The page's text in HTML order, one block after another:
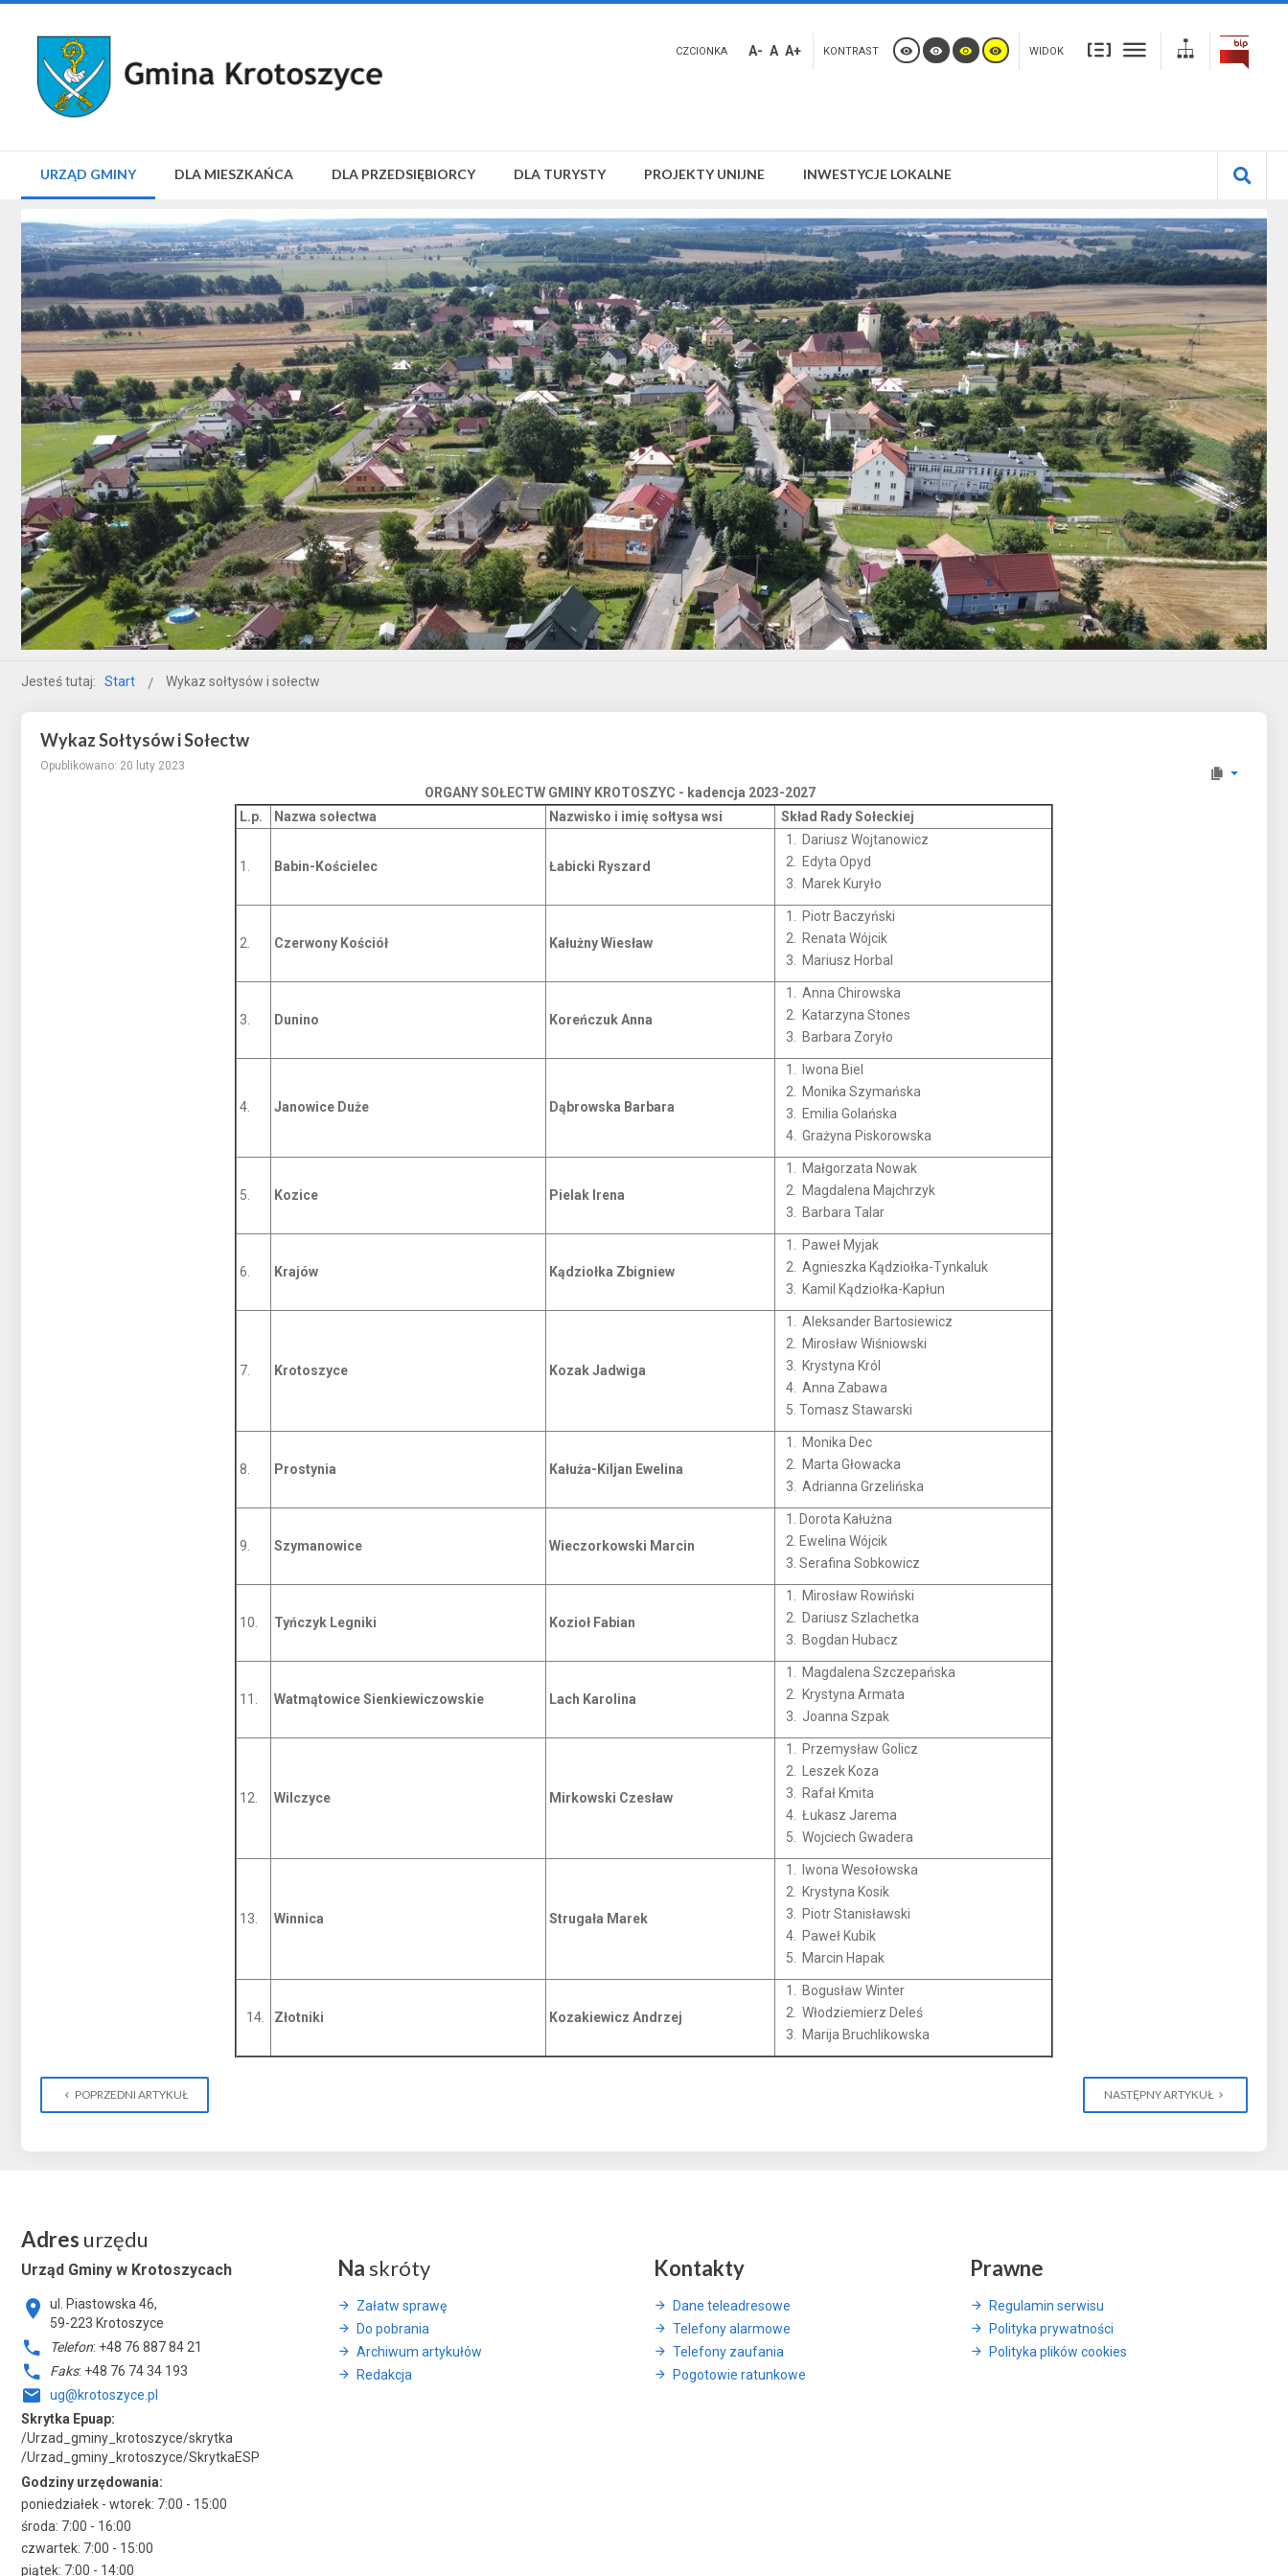
CZCIONKA A- A A+ KONTRAST WIDOK
URZĄD GMINY DLA MIESZKAŃCA DLA PRZEDSIĘBIORCY DLA TURYSTY PROJEKTY UNIJNE INWESTYCJE LOKALNE
Jesteś tutaj: Start Wykaz sołtysów i sołectw
Wykaz Sołtysów i Sołectw
Opublikowano: 20 luty 2023
ORGANY SOŁECTW GMINY KROTOSZYC - kadencja 2023-2027
L.p.
Nazwa sołectwa Nazwisko i imię sołtysa wsi Skład Rady Sołeckiej
1. Babin-Kościelec Łabicki Ryszard
Dariusz Wojtanowicz
Edyta Opyd
Marek Kuryło
2. Czerwony Kościół Kałużny Wiesław
Piotr Baczyński
Renata Wójcik
Mariusz Horbal
3. Dunino Koreńczuk Anna
Anna Chirowska
Katarzyna Stones
Barbara Zoryło
4. Janowice Duże Dąbrowska Barbara
Iwona Biel
Monika Szymańska
Emilia Golańska
Grażyna Piskorowska
5. Kozice Pielak Irena
Małgorzata Nowak
Magdalena Majchrzyk
Barbara Talar
6. Krajów Kądziołka Zbigniew
Paweł Myjak
Agnieszka Kądziołka-Tynkaluk
Kamil Kądziołka-Kapłun
7. Krotoszyce Kozak Jadwiga
Aleksander Bartosiewicz
Mirosław Wiśniowski
Krystyna Król
Anna Zabawa
Tomasz Stawarski
8. Prostynia Kałuża-Kiljan Ewelina
Monika Dec
Marta Głowacka
Adrianna Grzelińska
9. Szymanowice Wieczorkowski Marcin
Dorota Kałużna
Ewelina Wójcik
Serafina Sobkowicz
10. Tyńczyk Legniki Kozioł Fabian
Mirosław Rowiński
Dariusz Szlachetka
Bogdan Hubacz
11. Watmątowice Sienkiewiczowskie Lach Karolina
Magdalena Szczepańska
Krystyna Armata
Joanna Szpak
12. Wilczyce Mirkowski Czesław
Przemysław Golicz
Leszek Koza
Rafał Kmita
Łukasz Jarema
Wojciech Gwadera
13. Winnica Strugała Marek
Iwona Wesołowska
Krystyna Kosik
Piotr Stanisławski
Paweł Kubik
Marcin Hapak
14. Złotniki Kozakiewicz Andrzej
Bogusław Winter
Włodziemierz Deleś
Marija Bruchlikowska
POPRZEDNI ARTYKUŁ NASTĘPNY ARTYKUŁ
Adres urzędu
Urząd Gminy w Krotoszycach
ul. Piastowska 46,
59-223 Krotoszyce
Telefon: +48 76 887 84 21
Faks: +48 76 74 34 193
ug@krotoszyce.pl
Skrytka Epuap:
/Urzad_gminy_krotoszyce/skrytka
/Urzad_gminy_krotoszyce/SkrytkaESP
Godziny urzędowania:
poniedziałek - wtorek: 7:00 - 15:00
środa: 7:00 - 16:00
czwartek: 7:00 - 15:00
piątek: 7:00 - 14:00
Na skróty
Załatw sprawę
Do pobrania
Archiwum artykułów
Redakcja
Kontakty
Dane teleadresowe
Telefony alarmowe
Telefony zaufania
Pogotowie ratunkowe
Prawne
Regulamin serwisu
Polityka prywatności
Polityka plików cookies